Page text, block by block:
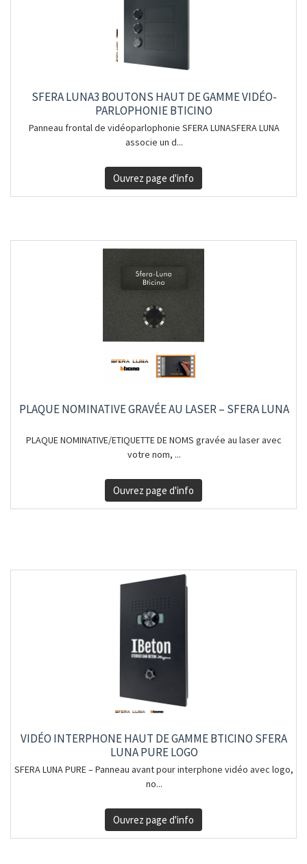
SFERA LUNA3 BOUTONS HAUT DE GAMME VIDÉO-
PARLOPHONIE BTICINO
Panneau frontal de vidéoparlophonie SFERA LUNASFERA LUNA
associe un d...
Ouvrez page d'info
PLAQUE NOMINATIVE GRAVÉE AU LASER – SFERA LUNA
PLAQUE NOMINATIVE/ETIQUETTE DE NOMS gravée au laser avec
votre nom, ...
Ouvrez page d'info
VIDÉO INTERPHONE HAUT DE GAMME BTICINO SFERA
LUNA PURE LOGO
SFERA LUNA PURE – Panneau avant pour interphone vidéo avec logo,
no...
Ouvrez page d'info